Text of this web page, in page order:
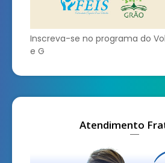
Inscreva-se no programa do
e G
Atendimento